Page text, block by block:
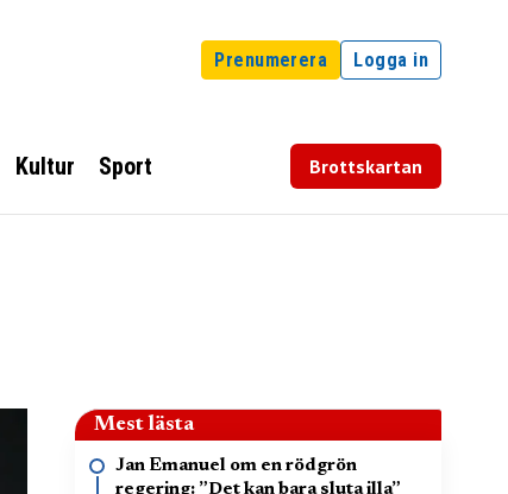
Prenumerera Logga in
Kultur Sport Brottskartan
Mest lästa
Jan Emanuel om en rödgrön
regering: ”Det kan bara sluta illa”